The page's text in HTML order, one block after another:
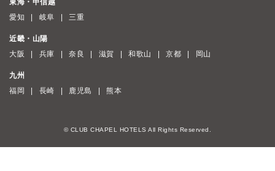
東海・甲信越
愛知
岐阜 三重
近畿・山陽
大阪
兵庫 奈良 滋賀 和歌山 京都 岡山
九州
福岡
長崎 鹿児島 熊本
© CLUB CHAPEL HOTELS All Rights Reserved.